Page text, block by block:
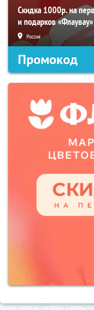
Скидка 1000р. на
и подарков «Флаувау»
Россия
Промокод